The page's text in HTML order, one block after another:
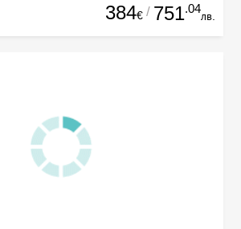
384€ / 751.04
лв.